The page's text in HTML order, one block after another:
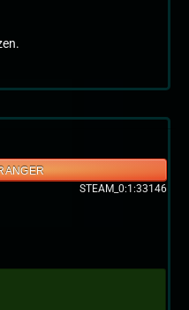
STEAM_0:1:33146